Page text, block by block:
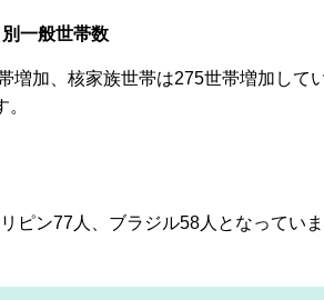
一般世帯数
加、核家族世帯は275世帯増加して
ピン77人、ブラジル58人となってい